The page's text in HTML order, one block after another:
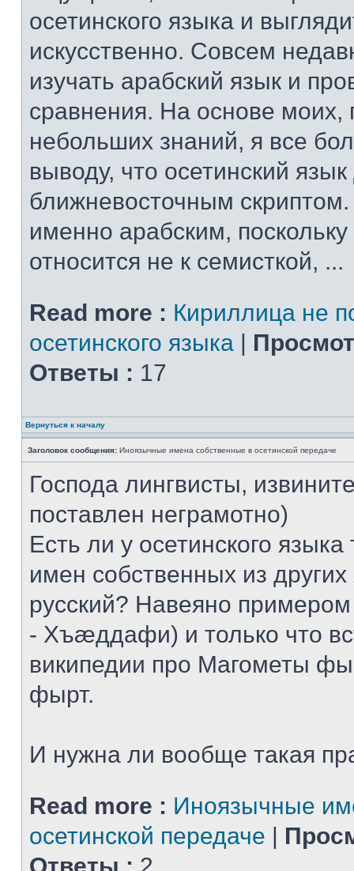
осетинского языка и
искусственно. Совсем
изучать арабский язык и
сравнения. На основе моих,
небольших знаний, я все
выводу, что осетинский
ближневосточным
именно арабским, поскольку
относится не к семисткой, ...
Read more : Кириллица не
осетинского языка |
Ответы : 17
Вернуться к началу
Заголовок сообщения: Иноязычные имена собственные в осетинской передаче
Господа лингвисты,
поставлен неграмотно)
Есть ли у осетинского
имен собственных из
русский? Навеяно
- Хъæддафи) и только что
википедии про Магометы
фырт.
И нужна ли вообще такая
Read more : Иноязычные
осетинской передаче |